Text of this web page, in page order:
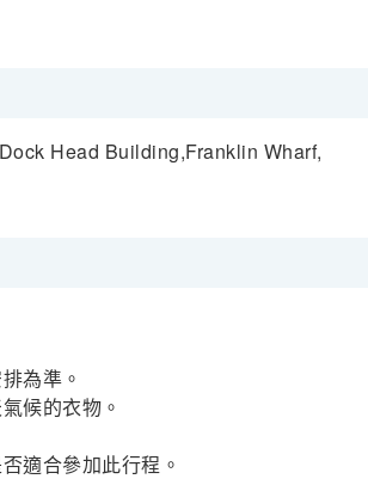
Head Building,Franklin Wharf,
為準。
候的衣物。
適合參加此行程。